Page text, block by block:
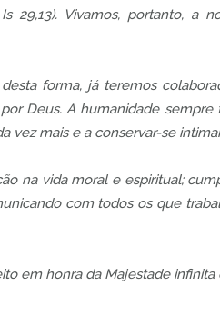
Vivamos, portanto, a
forma, já teremos
Deus. A humanidade sempre
vez mais e a conservar-se
na vida moral e espiritual;
com todos os que
em honra da Majestade